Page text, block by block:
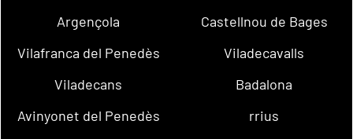
Argençola
Castellnou de Bages
Vilafranca del Penedès
Viladecavalls
Viladecans
Badalona
Avinyonet del Penedès
rrius